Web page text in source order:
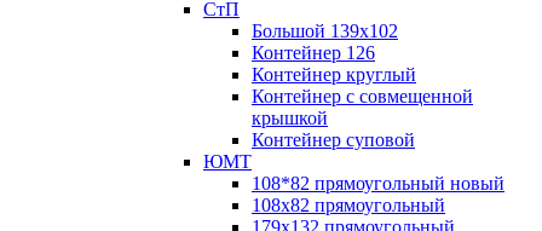
СтП
Большой 139х102
Контейнер 126
Контейнер круглый
Контейнер с совмещенной
крышкой
Контейнер суповой
ЮМТ
108*82 прямоугольный новый
108х82 прямоугольный
179х132 прямоугольный